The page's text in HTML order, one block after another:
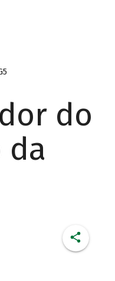
do
da